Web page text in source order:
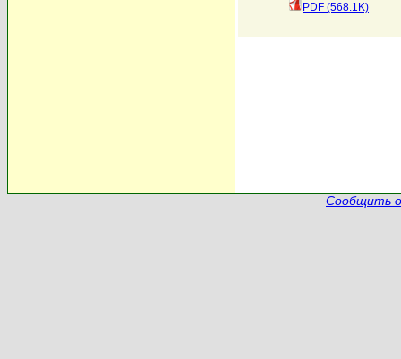
PDF (568.1K)
Сообщить о